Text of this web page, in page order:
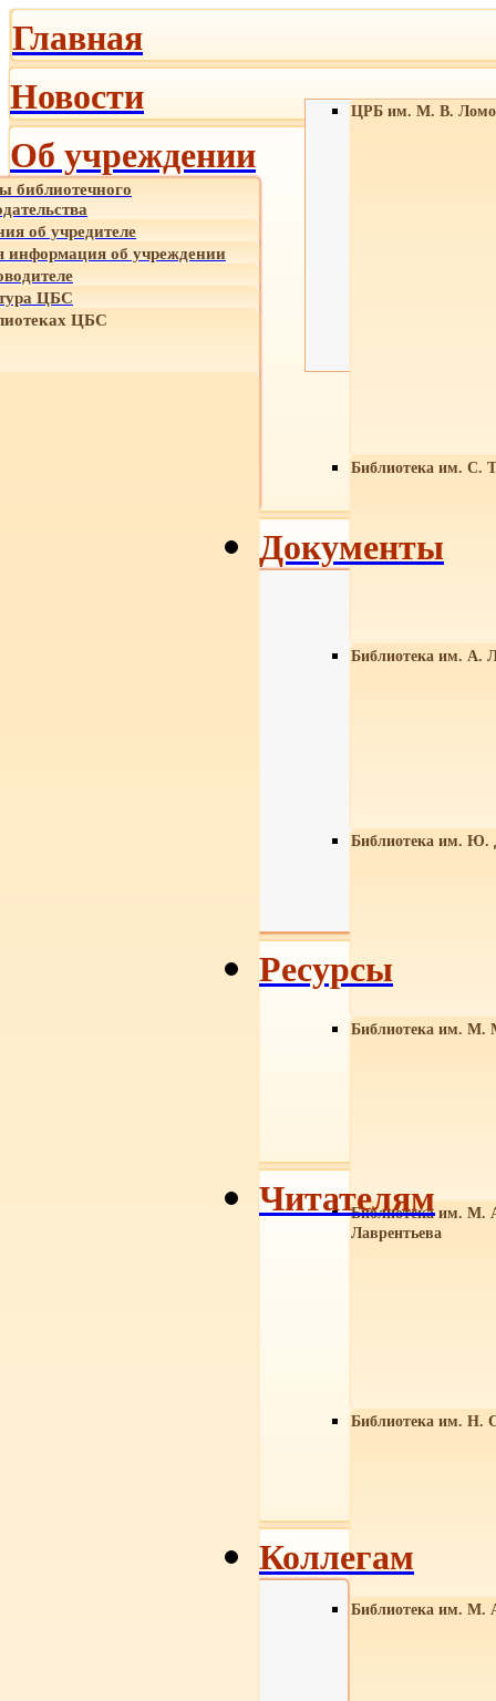
Главная
Новости
Об учреждении
библиотечного
об учредителе
об учреждении
ЦБС
ЦБС
ЦРБ им. М. В.
Библиотека им. С.
Библиотека им. А.
Библиотека им. Ю.
Библиотека им. М.
Библиотека им. М.
Лаврентьева
Библиотека им. Н.
Библиотека им. М.
Документы
Ресурсы
Читателям
Коллегам